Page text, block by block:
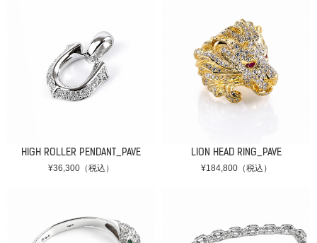
HIGH ROLLER PENDANT_PAVE
¥36,300（税込）
LION HEAD RING_PAVE
¥184,800（税込）